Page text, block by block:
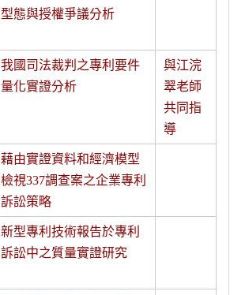
型態與授權爭議分析
我國司法裁判之專利要件
量化實證分析
與江浣
翠老師
共同指
導
藉由實證資料和經濟模型
檢視337調查案之企業專利
訴訟策略
新型專利技術報告於專利
訴訟中之質量實證研究